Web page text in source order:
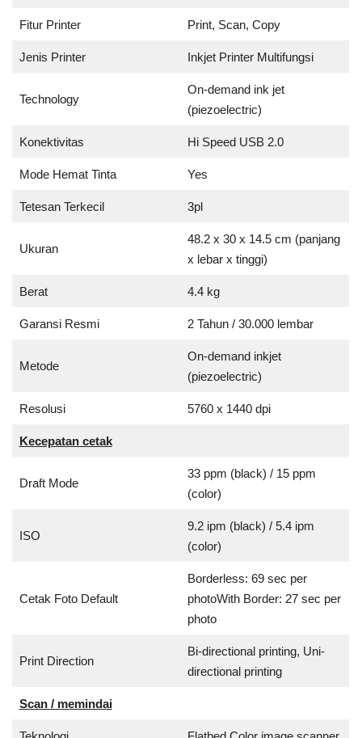
Fitur Printer Print, Scan, Copy
Jenis Printer Inkjet Printer Multifungsi
Technology
On-demand ink jet
(piezoelectric)
Konektivitas Hi Speed USB 2.0
Mode Hemat Tinta Yes
Tetesan Terkecil 3pl
Ukuran
48.2 x 30 x 14.5 cm (panjang
x lebar x tinggi)
Berat 4.4 kg
Garansi Resmi 2 Tahun / 30.000 lembar
Metode
On-demand inkjet
(piezoelectric)
Resolusi 5760 x 1440 dpi
Kecepatan cetak
Draft Mode
33 ppm (black) / 15 ppm
(color)
ISO
9.2 ipm (black) / 5.4 ipm
(color)
Cetak Foto Default
Borderless: 69 sec per
photoWith Border: 27 sec per
photo
Print Direction
Bi-directional printing, Uni-
directional printing
Scan / memindai